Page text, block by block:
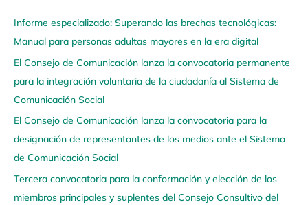
Informe especializado: Superando las brechas tecnológicas:
Manual para personas adultas mayores en la era digital
El Consejo de Comunicación lanza la convocatoria permanente
para la integración voluntaria de la ciudadanía al Sistema de
Comunicación Social
El Consejo de Comunicación lanza la convocatoria para la
designación de representantes de los medios ante el Sistema
de Comunicación Social
Tercera convocatoria para la conformación y elección de los
miembros principales y suplentes del Consejo Consultivo del
v
e
g
a
a
q
u
í